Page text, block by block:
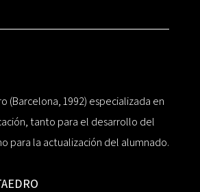
(Barcelona, 1992) especializada en
tanto para el desarrollo del
para la actualización del alumnado.